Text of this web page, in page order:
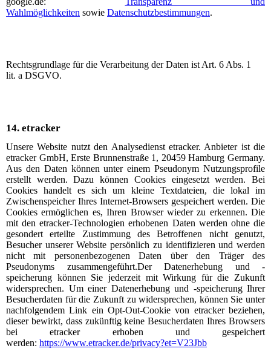
Wahlmöglichkeiten sowie Datenschutzbestimmungen.
Rechtsgrundlage für die Verarbeitung der Daten ist Art. 6 Abs. 1
lit. a DSGVO.
14. etracker
Unsere Website nutzt den Analysedienst etracker. Anbieter ist die
etracker GmbH, Erste Brunnenstraße 1, 20459 Hamburg Germany.
Aus den Daten können unter einem Pseudonym Nutzungsprofile
erstellt werden. Dazu können Cookies eingesetzt werden. Bei
Cookies handelt es sich um kleine Textdateien, die lokal im
Zwischenspeicher Ihres Internet-Browsers gespeichert werden. Die
Cookies ermöglichen es, Ihren Browser wieder zu erkennen. Die
mit den etracker-Technologien erhobenen Daten werden ohne die
gesondert erteilte Zustimmung des Betroffenen nicht genutzt,
Besucher unserer Website persönlich zu identifizieren und werden
nicht mit personenbezogenen Daten über den Träger des
Pseudonyms zusammengeführt.Der Datenerhebung und -
speicherung können Sie jederzeit mit Wirkung für die Zukunft
widersprechen. Um einer Datenerhebung und -speicherung Ihrer
Besucherdaten für die Zukunft zu widersprechen, können Sie unter
nachfolgendem Link ein Opt-Out-Cookie von etracker beziehen,
dieser bewirkt, dass zukünftig keine Besucherdaten Ihres Browsers
bei etracker erhoben und gespeichert
werden: https://www.etracker.de/privacy?et=V23Jbb